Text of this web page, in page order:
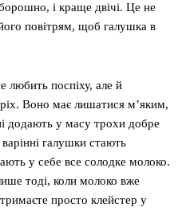
і краще двічі. Це не
повітрям, щоб галушка в
любить поспіху, але й
Воно має лишатися м’яким,
додають у масу трохи добре
галушки стають
у себе все солодке молоко.
тоді, коли молоко вже
просто клейстер у